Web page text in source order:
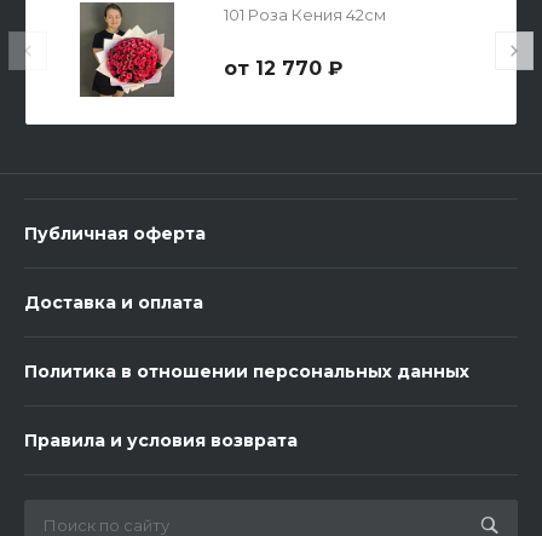
101 Роза Кения 42см
12 770 ₽
Публичная оферта
Доставка и оплата
Политика в отношении персональных данных
Правила и условия возврата